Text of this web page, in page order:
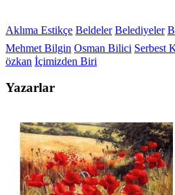
Aklıma Estikçe Beldeler Belediyeler
Mehmet Bilgin Osman Bilici Serbest
özkan İçimizden Biri
Yazarlar